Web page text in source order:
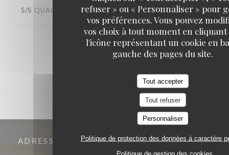
refuser » ou « Personnaliser » pour
vos préférences. Vous pouvez
vos choix à tout moment en
l'icône représentant un cookie en
gauche des pages du site.
Tout accepter
Tout refuser
Personnaliser
Politique de protection des données à caractère
Politique de gestion des cookies
5/5 QUALITÉ / PRIX: 5/5
1 2 3
ADRESSE